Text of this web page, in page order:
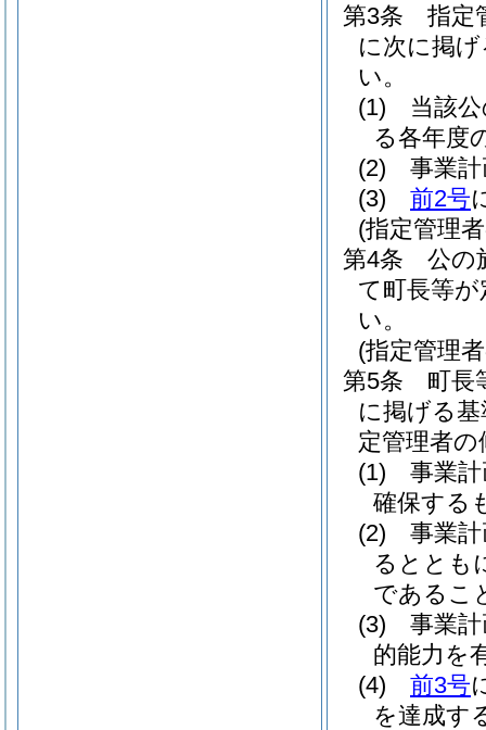
第3条
指定
に次に掲
い。
(1)
当該
る各年度
(2)
事業
(3)
前2号
(指定管理
第4条
公の
て町長等
い。
(指定管理
第5条
町長
に掲げる
定管理者
(1)
事業
確保する
(2)
事業
るととも
であるこ
(3)
事業
的能力を
(4)
前3号
を達成す